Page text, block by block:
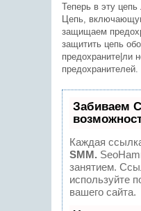
Теперь в эту
Цепь,
защищаем
защитить цепь
предохраните|ли
предохранителей.
Забиваем
Каждая
SMM.
занятием.
используйте
вашего сайта.